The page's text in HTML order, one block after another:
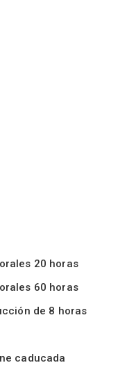
20 horas
60 horas
de 8 horas
caducada